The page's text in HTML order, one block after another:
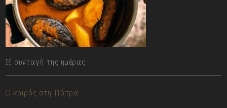
Η συνταγή της ημέρας
Ο καιρός στη Πάτρα